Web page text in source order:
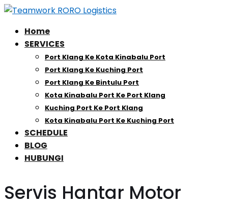
Home
SERVICES
Port Klang Ke Kota Kinabalu Port
Port Klang Ke Kuching Port
Port Klang Ke Bintulu Port
Kota Kinabalu Port Ke Port Klang
Kuching Port Ke Port Klang
Kota Kinabalu Port Ke Kuching Port
SCHEDULE
BLOG
HUBUNGI
Servis Hantar Motor